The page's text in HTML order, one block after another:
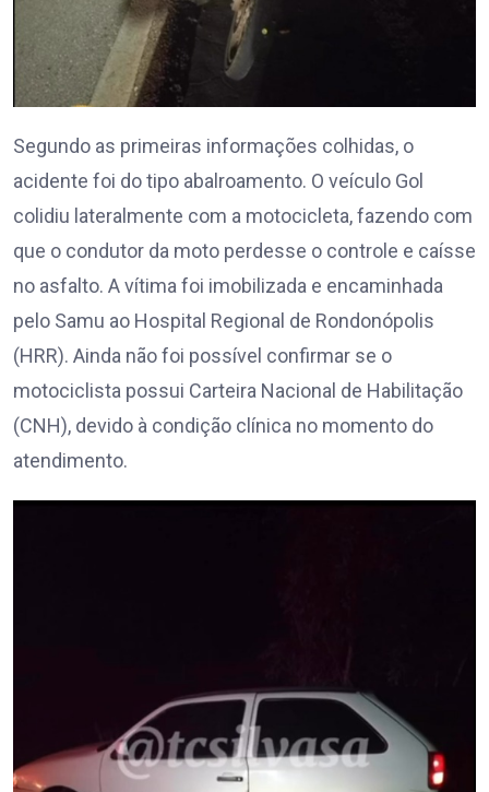
Segundo as primeiras informações colhidas, o
acidente foi do tipo abalroamento. O veículo Gol
colidiu lateralmente com a motocicleta, fazendo com
que o condutor da moto perdesse o controle e caísse
no asfalto. A vítima foi imobilizada e encaminhada
pelo Samu ao Hospital Regional de Rondonópolis
(HRR). Ainda não foi possível confirmar se o
motociclista possui Carteira Nacional de Habilitação
(CNH), devido à condição clínica no momento do
atendimento.